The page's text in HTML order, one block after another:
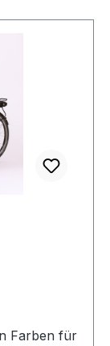
Farben für